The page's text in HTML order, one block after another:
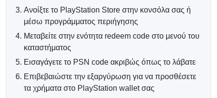
Επαγγελματικό νόμισμα εντός παιχνιδιού,
καλλωπιστικά και premium αντικείμενα
Επιπλέον κεφάλαια πορτοφολιού για συνδυασμένες
πληρωμές
Ψηφιακή Παράδοση μέσω Email
Αφού επιβεβαιωθεί η πληρωμή, ο κωδικός πορτοφολιού
PSN σας παραδίδεται ηλεκτρονικά στη διεύθυνση email
σας. Οι περισσότερες παραγγελίες επεξεργάζονται
Ανοίξτε το PlayStation Store στην κονσόλα σας ή
μέσω προγράμματος περιήγησης
Μεταβείτε στην ενότητα redeem code στο μενού του
καταστήματος
Εισαγάγετε το PSN code ακριβώς όπως το λάβατε
Επιβεβαιώστε την εξαργύρωση για να προσθέσετε
τα χρήματα στο PlayStation wallet σας